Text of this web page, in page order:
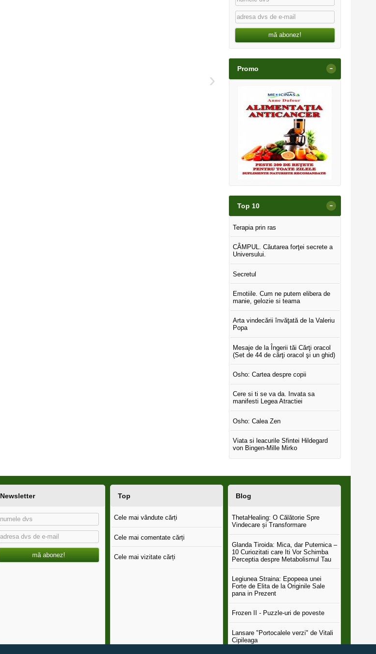
›
mă abonez!
Promo -
Top 10 -
Terapia prin ras
CÂMPUL. Căutarea forţei secrete a
Universului.
Secretul
Emotiile. Cum ne putem elibera de
manie, gelozie si teama
Arta vindecării învăţată de la Valeriu
Popa
Mesaje de la Îngerii tăi Cărţi oracol
(Set de 44 de cărţi oracol şi un ghid)
Osho: Cartea despre copii
Cere si ti se va da. Invata sa
manifesti Legea Atractiei
Osho: Calea Zen
Viata si leacurile Sfintei Hildegard
von Bingen-Mille Mirko
Newsletter
mă abonez!
Top
Cele mai vândute cărți
Cele mai comentate cărți
Cele mai vizitate cărți
Blog
ThetaHealing: O Călătorie Spre
Vindecare și Transformare
Glanda Tiroida: Mica, dar Puternica –
10 Curiozitati care Iti Vor Schimba
Perceptia despre Metabolismul Tau
Legiunea Straina: Epopeea unei
Forte de Elita de la Originile Sale
pana in Prezent
Frozen II - Puzzle-uri de poveste
Lansare "Portocalele verzi" de Vitali
Cipileaga